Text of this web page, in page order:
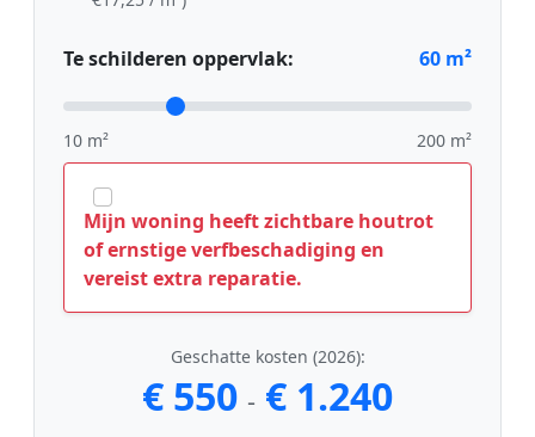
Te schilderen oppervlak: 60 m²
10 m² 200 m²
Mijn woning heeft zichtbare houtrot
of ernstige verfbeschadiging en
vereist extra reparatie.
Geschatte kosten (2026):
€ 550 - € 1.240